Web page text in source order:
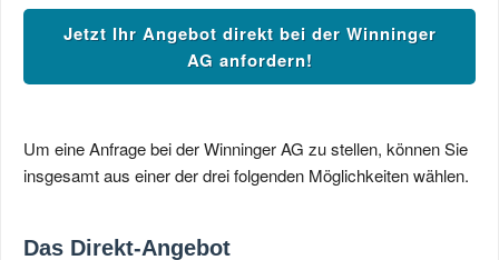
Jetzt Ihr Angebot direkt bei der Winninger
AG anfordern!
Um eine Anfrage bei der Winninger AG zu stellen, können Sie
insgesamt aus einer der drei folgenden Möglichkeiten wählen.
Das Direkt-Angebot